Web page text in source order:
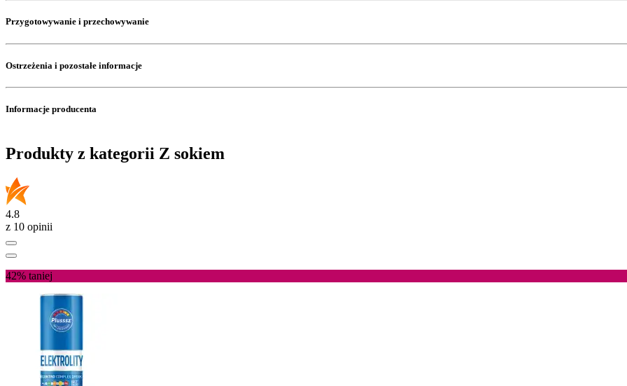
Przygotowywanie i przechowywanie
Ostrzeżenia i pozostałe informacje
Informacje producenta
Produkty z kategorii Z sokiem
4.8
z 10 opinii
42% taniej